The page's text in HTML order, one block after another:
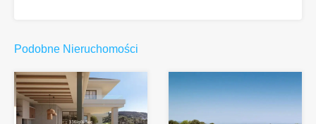
Podobne Nieruchomości